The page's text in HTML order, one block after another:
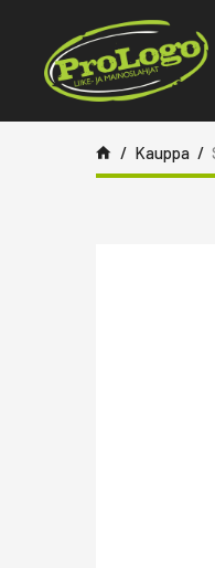
Kauppa